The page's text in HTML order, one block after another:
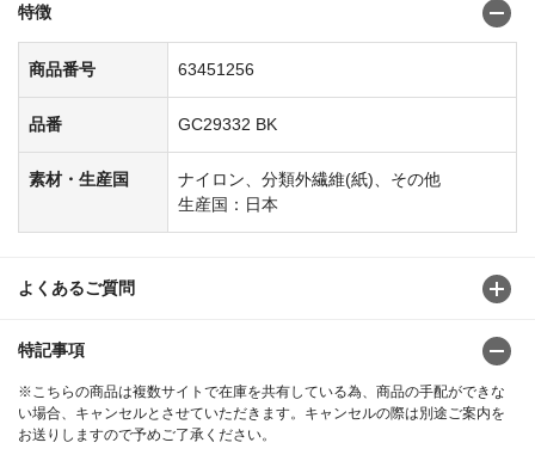
特徴
商品番号 63451256
品番 GC29332 BK
素材・生産国
ナイロン、分類外繊維(紙)、その他
生産国：日本
よくあるご質問
特記事項
※こちらの商品は複数サイトで在庫を共有している為、商品の手配ができな
い場合、キャンセルとさせていただきます。キャンセルの際は別途ご案内を
お送りしますので予めご了承ください。